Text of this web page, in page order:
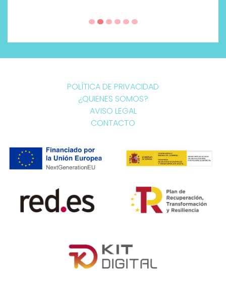
POLÍTICA DE PRIVACIDAD
¿QUIENES SOMOS?
AVISO LEGAL
CONTACTO